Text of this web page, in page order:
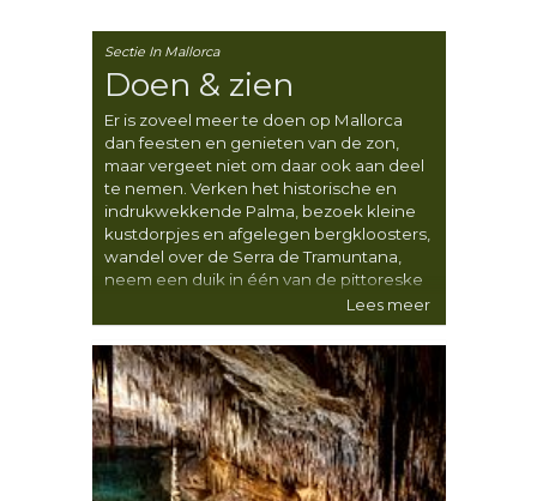
Sectie In Mallorca
Doen & zien
Er is zoveel meer te doen op Mallorca
dan feesten en genieten van de zon,
maar vergeet niet om daar ook aan deel
te nemen. Verken het historische en
indrukwekkende Palma, bezoek kleine
kustdorpjes en afgelegen bergkloosters,
wandel over de Serra de Tramuntana,
neem een duik in één van de pittoreske
baaien rondom het eiland of ga
wijnproeven in het Binissalem Wine
Village. Mallorca biedt een werkelijk
opmerkelijke verscheidenheid aan
bezienswaardigheden en activiteiten, en
degenen die de tijd nemen om dit kleine
en zeer beheersbare eiland diepgaand
te verkennen, zullen enorm worden
beloond.
Lees meer